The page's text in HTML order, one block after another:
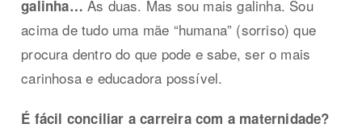
galinha… As duas. Mas sou mais galinha. Sou
acima de tudo uma mãe “humana” (sorriso) que
procura dentro do que pode e sabe, ser o mais
carinhosa e educadora possível.
É fácil conciliar a carreira com a maternidade?